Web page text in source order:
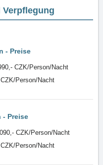
- Preise
CZK/Person/Nacht
Person/Nacht
- Preise
CZK/Person/Nacht
Person/Nacht